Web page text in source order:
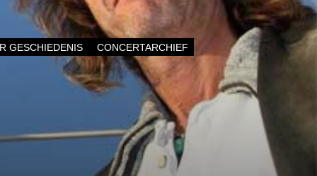
GESCHIEDENIS CONCERTARCHIEF